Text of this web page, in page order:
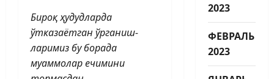
Бироқ ҳудудларда
ўтказаётган ўрганиш­
ларимиз бу борада
муаммолар ечимини
2023
ФЕВРАЛЬ
2023